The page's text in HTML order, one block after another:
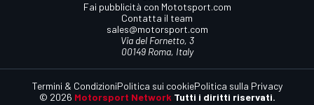
Fai pubblicità con Mototsport.com
Contatta il team
sales@motorsport.com
Via del Fornetto, 3
00149 Roma, Italy
© 2026 Motorsport Network Tutti i diritti riservati.
Termini & CondizioniPolitica sui cookiePolitica sulla Privacy